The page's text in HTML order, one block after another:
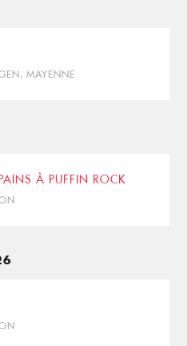
MAYENNE
À PUFFIN ROCK